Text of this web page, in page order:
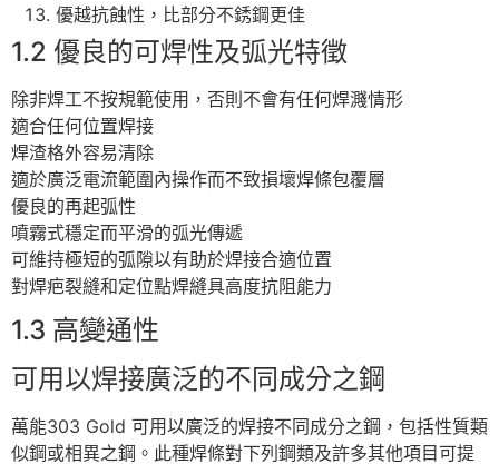
優越抗蝕性，比部分不銹鋼更佳
1.2 優良的可焊性及弧光特徵
除非焊工不按規範使用，否則不會有任何焊濺情形
適合任何位置焊接
焊渣格外容易清除
適於廣泛電流範圍內操作而不致損壞焊條包覆層
優良的再起弧性
噴霧式穩定而平滑的弧光傳遞
可維持極短的弧隙以有助於焊接合適位置
對焊疤裂縫和定位點焊縫具高度抗阻能力
1.3 高變通性
可用以焊接廣泛的不同成分之鋼
萬能303 Gold 可用以廣泛的焊接不同成分之鋼，包括性質類
似鋼或相異之鋼。此種焊條對下列鋼類及許多其他項目可提